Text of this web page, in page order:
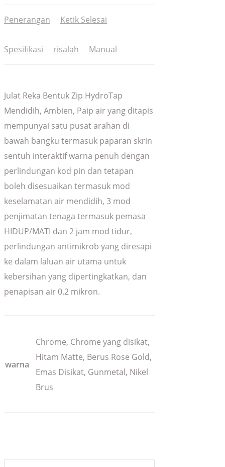
Penerangan Ketik Selesai
Spesifikasi risalah Manual
Julat Reka Bentuk Zip HydroTap
Mendidih, Ambien, Paip air yang ditapis
mempunyai satu pusat arahan di
bawah bangku termasuk paparan skrin
sentuh interaktif warna penuh dengan
perlindungan kod pin dan tetapan
boleh disesuaikan termasuk mod
keselamatan air mendidih, 3 mod
penjimatan tenaga termasuk pemasa
HIDUP/MATI dan 2 jam mod tidur,
perlindungan antimikrob yang diresapi
ke dalam laluan air utama untuk
kebersihan yang dipertingkatkan, dan
penapisan air 0.2 mikron.
warna
Chrome, Chrome yang disikat,
Hitam Matte, Berus Rose Gold,
Emas Disikat, Gunmetal, Nikel
Brus